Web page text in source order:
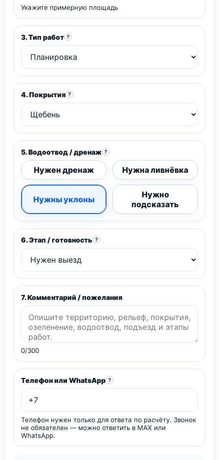
Укажите примерную площадь
3. Тип работ ?
4. Покрытия ?
5. Водоотвод / дренаж ?
Нужен дренаж Нужна ливнёвка
Нужны уклоны
Нужно
подсказать
6. Этап / готовность ?
7. Комментарий / пожелания
0/300
Телефон или WhatsApp ?
Телефон нужен только для ответа по расчёту. Звонок
не обязателен — можно ответить в MAX или
WhatsApp.